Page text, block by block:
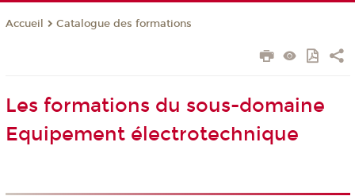
Accueil Catalogue des formations
Les formations du sous-domaine
Equipement électrotechnique